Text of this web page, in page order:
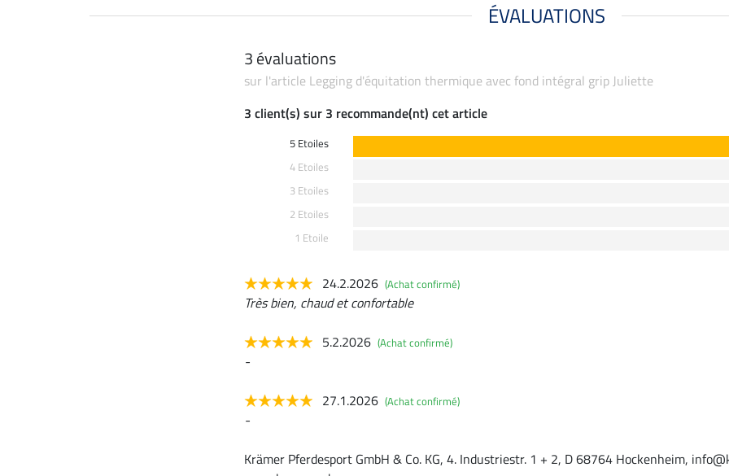
ÉVALUATIONS
3 évaluations
sur l'article Legging d'équitation thermique avec fond intégral grip Juliette
3 client(s) sur 3 recommande(nt) cet article
5 Etoiles
4 Etoiles
3 Etoiles
2 Etoiles
1 Etoile
24.2.2026 (Achat confirmé)
Très bien, chaud et confortable
5.2.2026 (Achat confirmé)
-
27.1.2026 (Achat confirmé)
-
Krämer Pferdesport GmbH & Co. KG, 4. Industriestr. 1 + 2, D 68764 Hockenheim,